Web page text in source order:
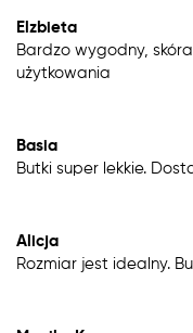
Elzbieta
Bardzo wygodny,
użytkowania
Basia
Butki super lekkie.
Alicja
Rozmiar jest idealny.